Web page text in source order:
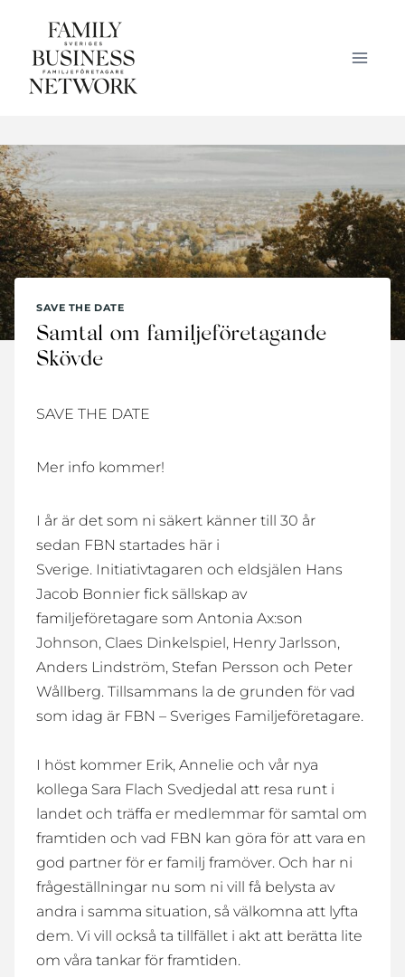
content
SAVE THE DATE
Samtal om familjeföretagande
Skövde
SAVE THE DATE
Mer info kommer!
I år är det som ni säkert känner till 30 år
sedan FBN startades här i
Sverige. Initiativtagaren och eldsjälen Hans
Jacob Bonnier fick sällskap av
familjeföretagare som Antonia Ax:son
Johnson, Claes Dinkelspiel, Henry Jarlsson,
Anders Lindström, Stefan Persson och Peter
Wållberg. Tillsammans la de grunden för vad
som idag är FBN – Sveriges Familjeföretagare.
I höst kommer Erik, Annelie och vår nya
kollega Sara Flach Svedjedal att resa runt i
landet och träffa er medlemmar för samtal om
framtiden och vad FBN kan göra för att vara en
god partner för er familj framöver. Och har ni
frågeställningar nu som ni vill få belysta av
andra i samma situation, så välkomna att lyfta
dem. Vi vill också ta tillfället i akt att berätta lite
om våra tankar för framtiden.